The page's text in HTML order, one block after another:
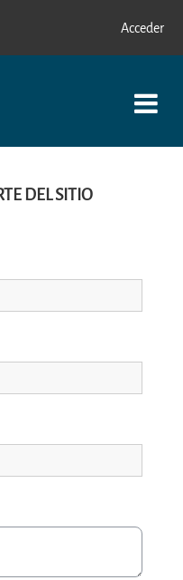
Acceder
DEL SITIO